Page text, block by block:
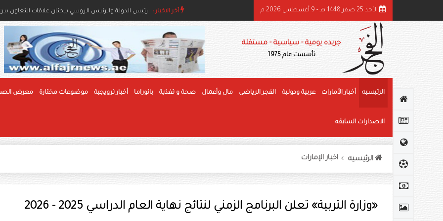
أخر الاخبار :
رئيس الدولة والرئيس الروسي يبحثان علاقات التعاون بين
رئيس الدولة ونائباه يعزون خادم الحرمين بوفاة والدة الدولة ونائباه يهنئون رئيس كوت ديفوار بذكرى استقلال بلاده
الأحد 25 صفر 1448 هـ - 9 أغسطس 2026 م
جريده يومية - سياسية - مستقلة
تأسست عام 1975
الرئيسيه أخبار الأمارات عربية ودولية الفجر الرياضى مال وأعمال صحة و تغذية بانوراما أخبار ترويجية موضوعات مختارة معرض
الاصدارات السابقه
الرئيسيه اخبار الإمارات
«وزارة التربية» تعلن البرنامج الزمني لنتائج نهاية العام الدراسي 2025 - 2026